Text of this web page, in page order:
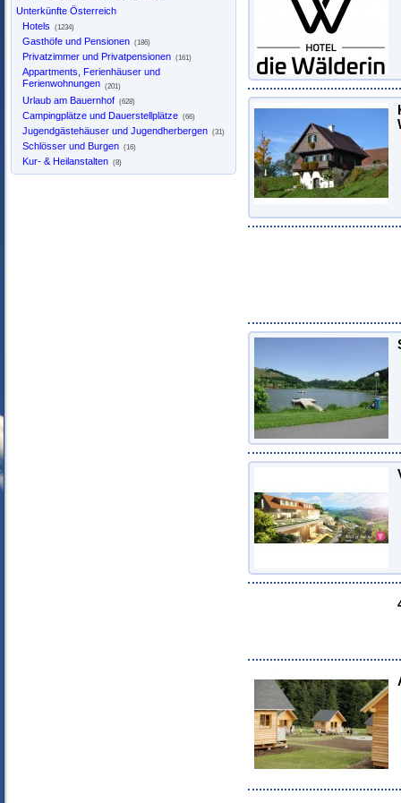
Unterkünfte Österreich
Hotels
(1234)
Gasthöfe und Pensionen (186)
Privatzimmer und Privatpensionen (161)
Appartments, Ferienhäuser und
Ferienwohnungen (201)
Urlaub am Bauernhof (628)
Campingplätze und Dauerstellplätze (66)
Jugendgästehäuser und Jugendherbergen (31)
Schlösser und Burgen (16)
Kur- & Heilanstalten (8)